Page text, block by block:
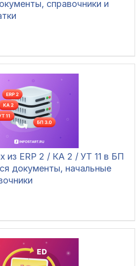
справочники и
из ERP 2 / КА 2 / УТ 11 в БП
документы, начальные